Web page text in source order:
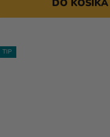
DO KOŠÍKA
TIP